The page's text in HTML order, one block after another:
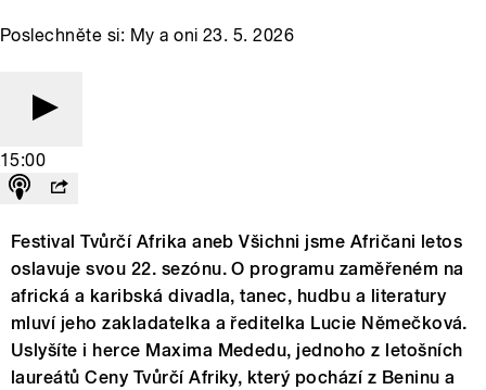
Poslechněte si: My a oni 23. 5. 2026
15:00
Festival Tvůrčí Afrika aneb Všichni jsme Afričani letos
oslavuje svou 22. sezónu. O programu zaměřeném na
africká a karibská divadla, tanec, hudbu a literatury
mluví jeho zakladatelka a ředitelka Lucie Němečková.
Uslyšíte i herce Maxima Mededu, jednoho z letošních
laureátů Ceny Tvůrčí Afriky, který pochází z Beninu a